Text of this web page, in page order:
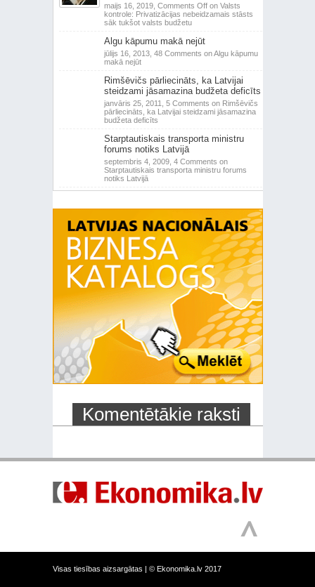
maijs 16, 2019, Comments Offon Valsts
kontrole: Privatizācijas nebeidzamais stāsts
sāk tukšot valsts budžetu
Algu kāpumu makā nejūt
jūlijs 16, 2013, 48 Comments on Algu kāpumu
makā nejūt
Rimšēvičs pārliecināts, ka Latvijai
steidzami jāsamazina budžeta deficīts
janvāris 25, 2011, 5 Comments on Rimšēvičs
pārliecināts, ka Latvijai steidzami jāsamazina
budžeta deficīts
Starptautiskais transporta ministru
forums notiks Latvijā
septembris 4, 2009, 4 Comments on
Starptautiskais transporta ministru forums
notiks Latvijā
Komentētākie raksti
Visas tiesības aizsargātas | © Ekonomika.lv 2017